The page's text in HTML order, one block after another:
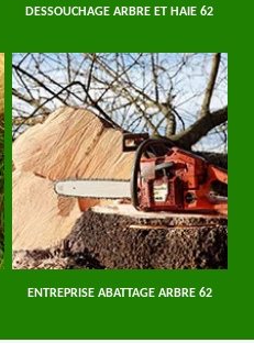
DESSOUCHAGE ARBRE ET HAIE 62
ENTREPRISE ABATTAGE ARBRE 62